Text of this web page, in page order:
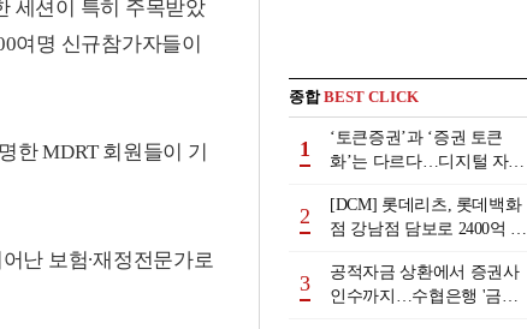
세션이 특히 주목받았
여명 신규참가자들이
한 MDRT 회원들이 기
난 보험∙재정전문가로
종합BEST CLICK
1
‘토큰증권’과 ‘증권 토큰
화’는 다르다…디지털 자본
2
[DCM] 롯데리츠, 롯데백화
점 강남점 담보로 2400억 조
3
공적자금 상환에서 증권사
인수까지…수협은행 '금융